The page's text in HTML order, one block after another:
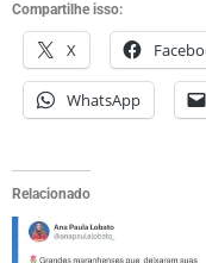
Compartilhe isso:
X
WhatsApp
Relacionado